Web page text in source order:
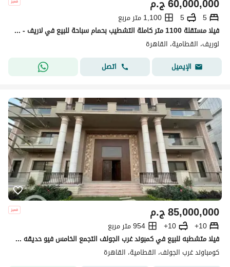
5
5
1,100 متر مربع
فيلا مستقلة 1100 متر كاملة التشطيب بحمام سباحة للبيع في لاريف - القاهرة الجديدة
لوريف، القطامية، القاهرة
الإيميل
اتصل
ج.م85,000,000
10+
10+
954 متر مربع
فيلا متشطبه للبيع في كمبوند غرب الجولف التجمع الخامس فيو حديقه 954 متر سكن راقي جدا
كومباوند غرب الجولف، القطامية، القاهرة